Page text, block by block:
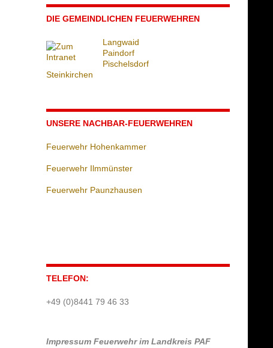
DIE GEMEINDLICHEN FEUERWEHREN
Langwaid
Paindorf
Pischelsdorf
Steinkirchen
UNSERE NACHBAR-FEUERWEHREN
Feuerwehr Hohenkammer
Feuerwehr Ilmmünster
Feuerwehr Paunzhausen
TELEFON:
+49 (0)8441 79 46 33
Impressum Feuerwehr im Landkreis PAF